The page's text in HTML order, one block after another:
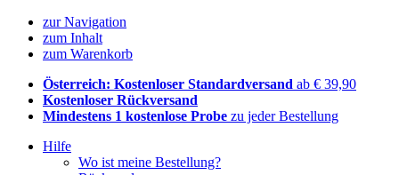
zur Navigation
zum Inhalt
zum Warenkorb
Österreich: Kostenloser Standardversand ab € 39,90
Kostenloser Rückversand
Mindestens 1 kostenlose Probe zu jeder Bestellung
Hilfe
Wo ist meine Bestellung?